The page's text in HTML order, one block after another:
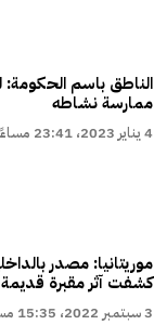
الناطق باسم الحكومة:
ممارسة نشاطه
4 يناير 2023، 23:41 مساءً
موريتانيا: مصدر
كشفت آثر مقبرة قديمة
3 سبتمبر 2022، 15:35 مساءً